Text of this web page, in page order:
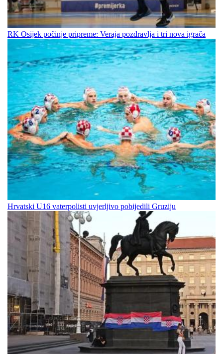
RK Osijek počinje pripreme: Veraja pozdravlja i tri nova igrača
Hrvatski U16 vaterpolisti uvjerljivo pobijedili Gruziju